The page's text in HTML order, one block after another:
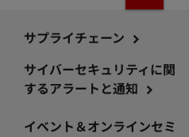
サプライチェーン
サイバーセキュリティに関
するアラートと通知
イベント＆オンラインセミ